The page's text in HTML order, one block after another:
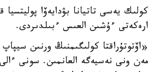
كولىك يەسى تاتيانا بۋدايەۆا
ارەكەتى ءۇشىن العىس ءبىلدىردى.
«اۆتوتۇراقتا كولىگىمنىڭ ورنىن سيپاپ
مەن ونى نەسيەگە العانمىن. سونى